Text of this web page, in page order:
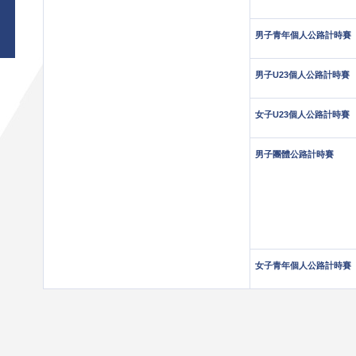
男子青年個人公路計時賽
男子U23個人公路計時賽
女子U23個人公路計時賽
男子團體公路計時賽
女子青年個人公路計時賽